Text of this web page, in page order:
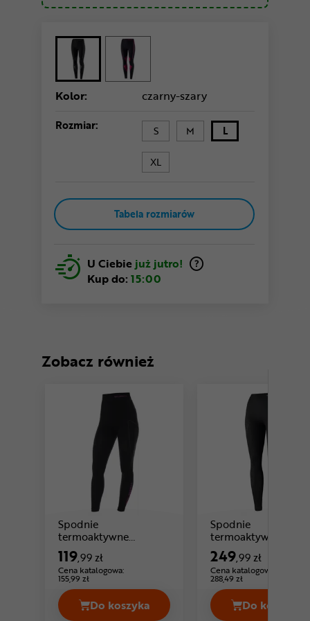
Kolor: czarny-szary
Rozmiar: S M L
XL
Tabela rozmiarów
U Ciebie już jutro!
Kup do: 15:00
Zobacz również
Spodnie
termoaktywne
damskie BRUBECK
Thermo
119,99 zł
Cena katalogowa:
155,99 zł
Do koszyka
Spodnie
termoaktywne
damskie BRUBECK
Extreme Merino
249,99 zł
Cena katalogowa:
288,49 zł
Do koszyka